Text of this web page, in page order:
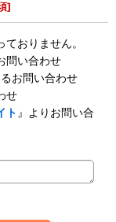
]
おりません。
問い合わせ
お問い合わせ
せ
ト 』よりお問い合